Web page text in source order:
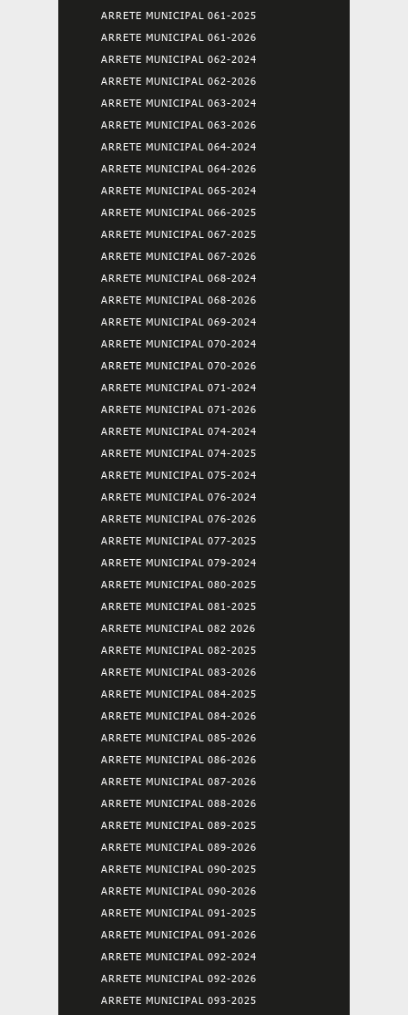
ARRETE MUNICIPAL 061-2025
ARRETE MUNICIPAL 061-2026
ARRETE MUNICIPAL 062-2024
ARRETE MUNICIPAL 062-2026
ARRETE MUNICIPAL 063-2024
ARRETE MUNICIPAL 063-2026
ARRETE MUNICIPAL 064-2024
ARRETE MUNICIPAL 064-2026
ARRETE MUNICIPAL 065-2024
ARRETE MUNICIPAL 066-2025
ARRETE MUNICIPAL 067-2025
ARRETE MUNICIPAL 067-2026
ARRETE MUNICIPAL 068-2024
ARRETE MUNICIPAL 068-2026
ARRETE MUNICIPAL 069-2024
ARRETE MUNICIPAL 070-2024
ARRETE MUNICIPAL 070-2026
ARRETE MUNICIPAL 071-2024
ARRETE MUNICIPAL 071-2026
ARRETE MUNICIPAL 074-2024
ARRETE MUNICIPAL 074-2025
ARRETE MUNICIPAL 075-2024
ARRETE MUNICIPAL 076-2024
ARRETE MUNICIPAL 076-2026
ARRETE MUNICIPAL 077-2025
ARRETE MUNICIPAL 079-2024
ARRETE MUNICIPAL 080-2025
ARRETE MUNICIPAL 081-2025
ARRETE MUNICIPAL 082 2026
ARRETE MUNICIPAL 082-2025
ARRETE MUNICIPAL 083-2026
ARRETE MUNICIPAL 084-2025
ARRETE MUNICIPAL 084-2026
ARRETE MUNICIPAL 085-2026
ARRETE MUNICIPAL 086-2026
ARRETE MUNICIPAL 087-2026
ARRETE MUNICIPAL 088-2026
ARRETE MUNICIPAL 089-2025
ARRETE MUNICIPAL 089-2026
ARRETE MUNICIPAL 090-2025
ARRETE MUNICIPAL 090-2026
ARRETE MUNICIPAL 091-2025
ARRETE MUNICIPAL 091-2026
ARRETE MUNICIPAL 092-2024
ARRETE MUNICIPAL 092-2026
ARRETE MUNICIPAL 093-2025